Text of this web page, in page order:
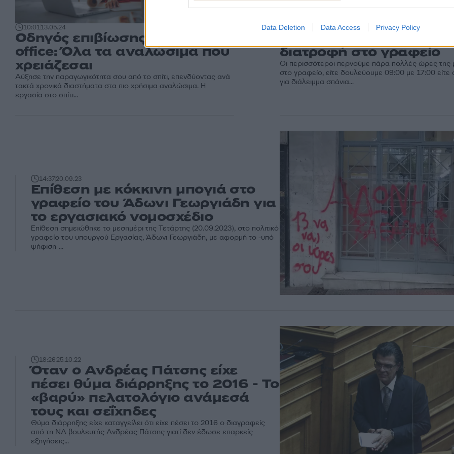
Data Deletion Data Access Privacy Policy
10:0113.05.24
Οδηγός επιβίωσης home
office: Όλα τα αναλώσιμα που
χρειάζεσαι
Αύξησε την παραγωγικότητα σου από το σπίτι, επενδύοντας ανά
τακτά χρονικά διαστήματα στα πιο χρήσιμα αναλώσιμα. Η
εργασία στο σπίτι...
08:01 24.01.24
διατροφή στο γραφείο
Οι περισσότεροι περνούμε πάρα πολλές ώρες
στο γραφείο, είτε δουλεύουμε 09:00 με 17:00 είτε
για διάλειμμα σπάνια...
14:3720.09.23
Επίθεση με κόκκινη μπογιά στο
γραφείο του Άδωνι Γεωργιάδη για
το εργασιακό νομοσχέδιο
Επίθεση σημειώθηκε το μεσημέρι της Τετάρτης (20.09.2023), στο πολιτικό
γραφείο του υπουργού Εργασίας, Άδωνι Γεωργιάδη, με αφορμή το -υπό
ψήφιση-...
18:2625.10.22
Όταν ο Ανδρέας Πάτσης είχε
πέσει θύμα διάρρηξης το 2016 - Το
«βαρύ» πελατολόγιο ανάμεσά
τους και σεΐχηδες
Θύμα διάρρηξης είχε καταγγείλει ότι είχε πέσει το 2016 ο διαγραφείς
από τη ΝΔ βουλευτής Ανδρέας Πάτσης γιατί δεν έδωσε επαρκείς
εξηγήσεις...